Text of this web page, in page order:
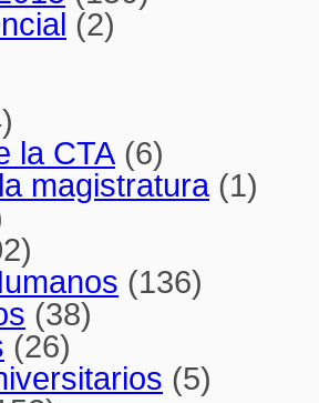
(2)
la CTA (6)
magistratura(1)
(136)
(38)
(26)
(5)